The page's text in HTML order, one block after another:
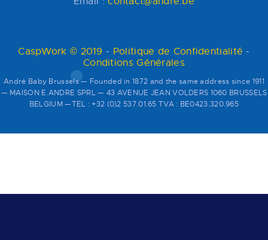
CaspWork © 2019 - Politique de Confidentialité -
Conditions Générales
André Baby Brussels — Founded in 1872 and the same address since 1911
— MAISON E.ANDRE SPRL — 43 AVENUE JEAN VOLDERS 1060 BRUSSELS
BELGIUM —TEL : +32 (0)2 537.01.65 TVA : BE0423.320.965